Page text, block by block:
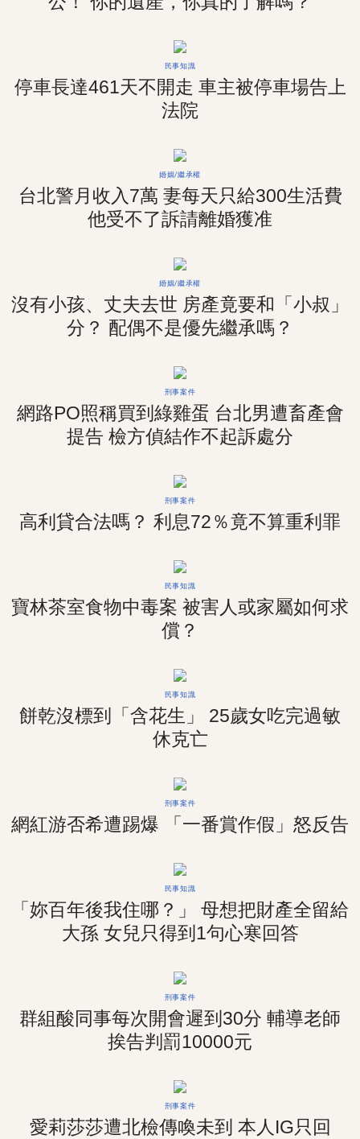
民事知識
停車長達461天不開走 車主被停車場告上
法院
婚姻/繼承權
台北警月收入7萬 妻每天只給300生活費
他受不了訴請離婚獲准
婚姻/繼承權
沒有小孩、丈夫去世 房產竟要和「小叔」
分？ 配偶不是優先繼承嗎？
刑事案件
網路PO照稱買到綠雞蛋 台北男遭畜產會
提告 檢方偵結作不起訴處分
刑事案件
高利貸合法嗎？ 利息72％竟不算重利罪
民事知識
寶林茶室食物中毒案 被害人或家屬如何求
償？
民事知識
餅乾沒標到「含花生」 25歲女吃完過敏
休克亡
刑事案件
網紅游否希遭踢爆 「一番賞作假」怒反告
民事知識
「妳百年後我住哪？」 母想把財產全留給
大孫 女兒只得到1句心寒回答
刑事案件
群組酸同事每次開會遲到30分 輔導老師
挨告判罰10000元
刑事案件
愛莉莎莎遭北檢傳喚未到 本人IG只回